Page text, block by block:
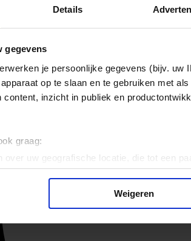
Details
gegevens
je persoonlijke gegevens (bijv. uw
op te slaan en te gebruiken met
content, inzicht in publiek en
graag:
over uw geografische locatie, die tot een
door het actief te scannen op specifieke
gegevens worden verwerkt en stel
en advertenties te personaliseren, om
Weigeren